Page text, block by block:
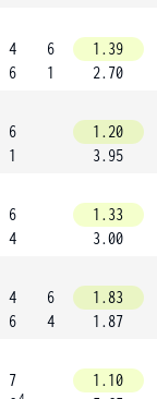
4
6
6
1
1.39
2.70
6
1
1.20
3.95
6
4
1.33
3.00
4
6
6
4
1.83
1.87
7
1.10